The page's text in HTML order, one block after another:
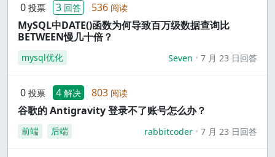
0 投票 3 回答 536 阅读
MySQL中DATE()函数为何导致百万级数据查询比
BETWEEN慢几十倍？
mysql优化 Seven 7 月 23 日回答
0 投票 4 解决 803 阅读
谷歌的 Antigravity 登录不了账号怎么办？
前端 后端 rabbitcoder 7 月 23 日回答